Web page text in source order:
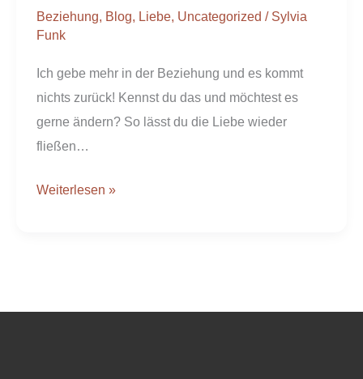
Beziehung, Blog, Liebe, Uncategorized / Sylvia
Funk
Ich gebe mehr in der Beziehung und es kommt
nichts zurück! Kennst du das und möchtest es
gerne ändern? So lässt du die Liebe wieder
fließen…
nichts
Weiterlesen »